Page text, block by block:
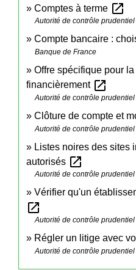
Comptes à terme open_in_new
Autorité de contrôle
Compte bancaire :
Banque de France
Offre spécifique pour
financièrement open_in_new
Autorité de contrôle
Clôture de compte et
Autorité de contrôle
Listes noires des sites
autorisés open_in_new
Autorité de contrôle
Vérifier qu'un
open_in_new
Autorité de contrôle
Régler un litige avec
Autorité de contrôle